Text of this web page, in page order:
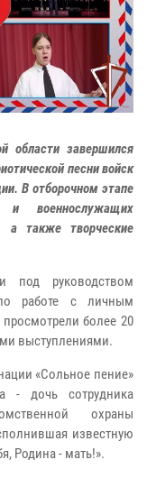
области завершился
песни войск
В отборочном этапе
и военнослужащих
а также творческие
руководством
по работе с личным
более 20
выступлениями.
«Сольное пение»
- дочь сотрудника
охраны
известную
Родина - мать!».